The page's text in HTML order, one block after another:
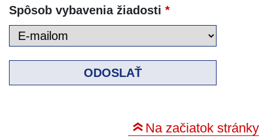
Spôsob vybavenia žiadosti *
ODOSLAŤ
Na začiatok stránky